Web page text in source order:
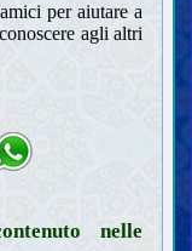
per aiutare a
agli altri
nelle